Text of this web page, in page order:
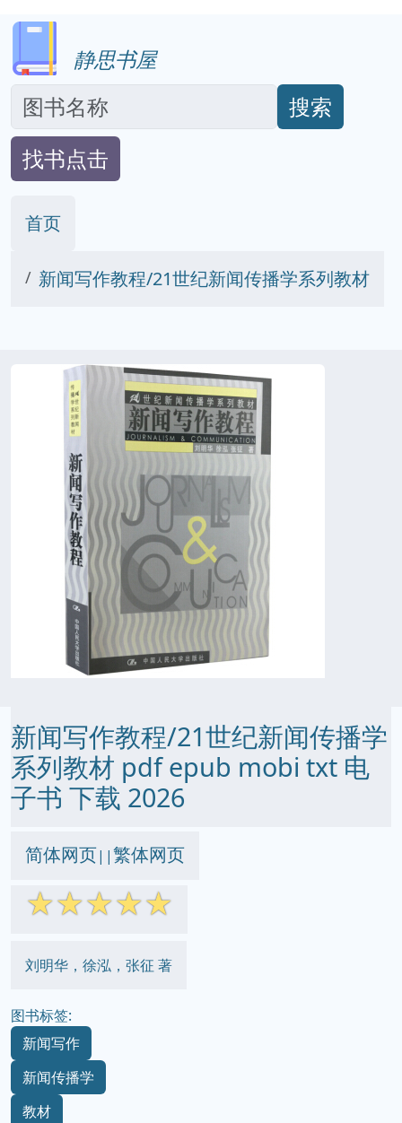
静思书屋
搜索
找书点击
首页
新闻写作教程/21世纪新闻传播学系列教材
新闻写作教程/21世纪新闻传播学
系列教材 pdf epub mobi txt 电
子书 下载 2026
简体网页||繁体网页
☆☆☆☆☆
刘明华，徐泓，张征 著
图书标签:
新闻写作
新闻传播学
教材